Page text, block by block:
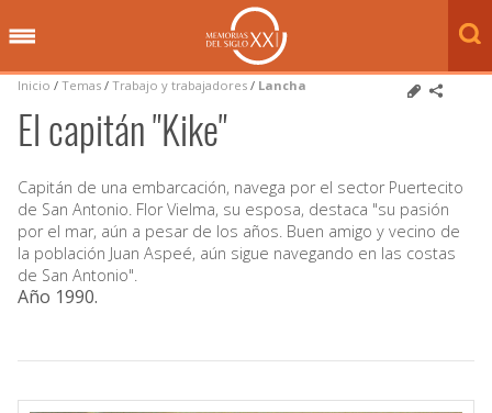
Inicio / Temas / Trabajo y trabajadores / Lancha
El capitán "Kike"
Capitán de una embarcación, navega por el sector Puertecito
de San Antonio. Flor Vielma, su esposa, destaca "su pasión
por el mar, aún a pesar de los años. Buen amigo y vecino de
la población Juan Aspeé, aún sigue navegando en las costas
de San Antonio".
Año 1990.